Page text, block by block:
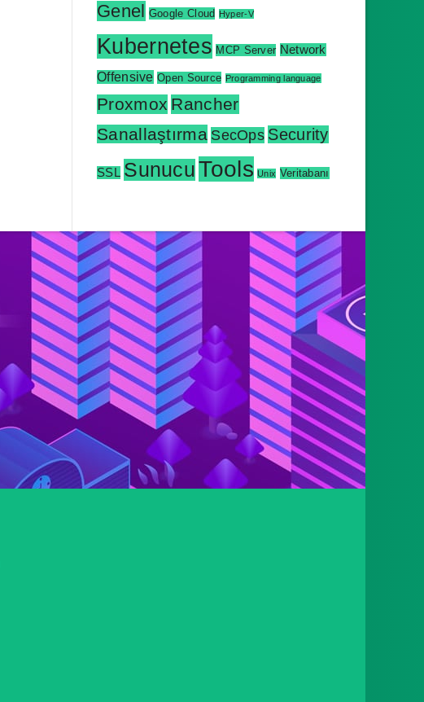
Genel Google Cloud Hyper-V
Kubernetes MCP Server Network
Offensive Open Source Programming language
Proxmox Rancher
Sanallaştırma SecOps Security
SSL SunucuTools Unix Veritabanı